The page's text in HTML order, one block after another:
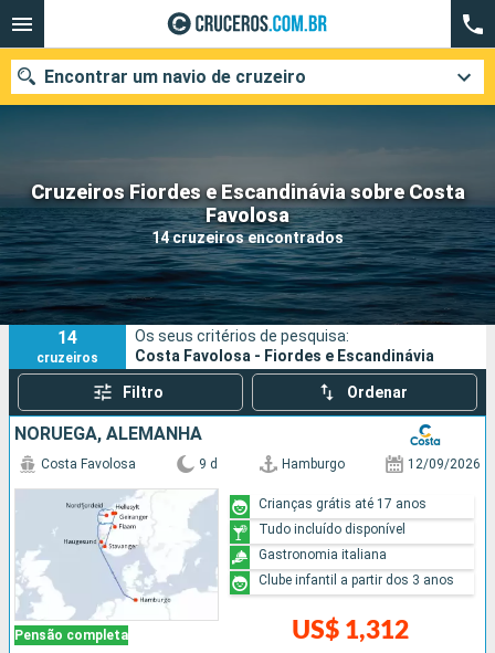
Cruzeiros Fiordes e Escandinávia sobre Costa
Favolosa
14 cruzeiros encontrados
Encontrar um navio de cruzeiro
Quando ir?
Data de partida
Cidades Companhias
Pesquisar
14
cruzeiros
Os seus critérios de pesquisa:
Costa Favolosa - Fiordes e Escandinávia
Filtro Ordenar
NORUEGA, ALEMANHA
Pensão completa
Costa Favolosa 9 d Hamburgo 12/09/2026
US$ 1,312
Crianças grátis até 17 anos
Tudo incluído disponível
Gastronomia italiana
Clube infantil a partir dos 3 anos